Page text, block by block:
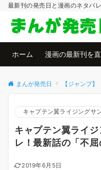
最新刊の発売日と漫画のネタバ
ホーム 漫画の最新刊を
まんが発売日 【ジャンプ】
キャプテン翼ライジングサ
キャプテン翼ライ
レ！最新話の「不
2019年6月5日